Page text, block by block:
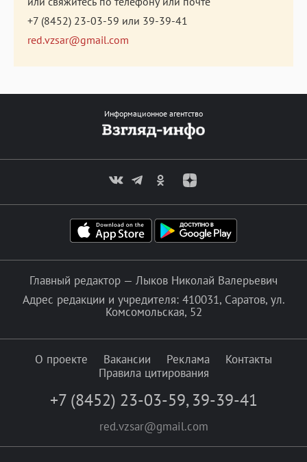
+7 (8452) 23-03-59 или 39-39-41
red.vzsar@gmail.com
Информационное агентство
Главный редактор — Лыков Николай Валерьевич
Адрес редакции и учредителя: 410031, Саратов, ул.
Комсомольская, 52
О проекте Вакансии Реклама
Контакты
Правила цитирования
+7 (8452) 23-03-59, 39-39-41
red.vzsar@gmail.com